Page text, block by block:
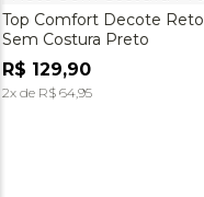
Top Comfort Decote Reto
Sem Costura Preto
R$ 129,90
2x de R$ 64,95